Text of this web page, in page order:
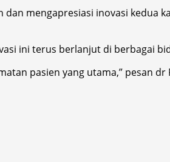
mengapresiasi inovasi kedua
ini terus berlanjut di berbagai
pasien yang utama,” pesan dr